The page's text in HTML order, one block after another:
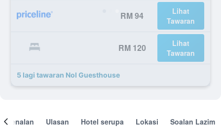
RM 94
Lihat
Tawaran
RM 120
Lihat
Tawaran
5 lagi tawaran Nol Guesthouse
Ulasan Hotel serupa Lokasi Soalan Lazim